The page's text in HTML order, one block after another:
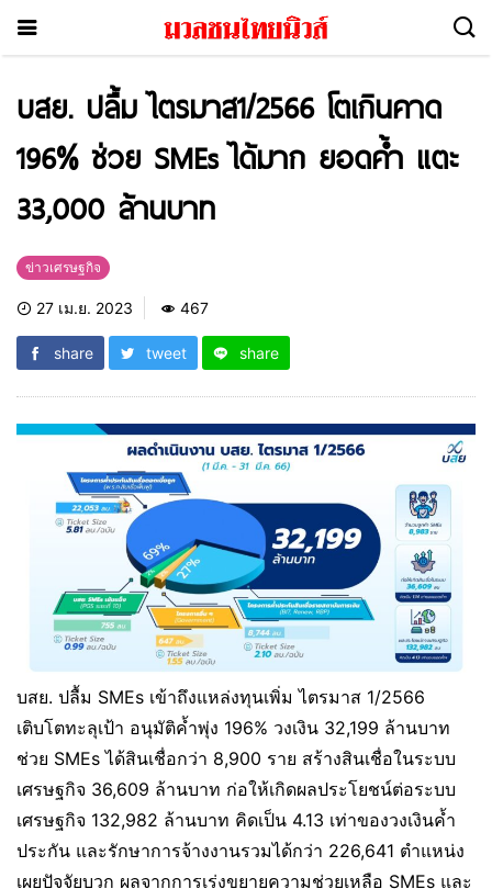
บสย. ปลื้ม ไตรมาส1/2566 โตเกินคาด
196% ช่วย SMEs ได้มาก ยอดค้ำ แตะ
33,000 ล้านบาท
ข่าวเศรษฐกิจ
27 เม.ย. 2023 467
share tweet share
บสย. ปลื้ม SMEs เข้าถึงแหล่งทุนเพิ่ม ไตรมาส 1/2566
เติบโตทะลุเป้า อนุมัติค้ำพุ่ง 196% วงเงิน 32,199 ล้านบาท
ช่วย SMEs ได้สินเชื่อกว่า 8,900 ราย สร้างสินเชื่อในระบบ
เศรษฐกิจ 36,609 ล้านบาท ก่อให้เกิดผลประโยชน์ต่อระบบ
เศรษฐกิจ 132,982 ล้านบาท คิดเป็น 4.13 เท่าของวงเงินค้ำ
ประกัน และรักษาการจ้างงานรวมได้กว่า 226,641 ตำแหน่ง
เผยปัจจัยบวก ผลจากการเร่งขยายความช่วยเหลือ SMEs และ